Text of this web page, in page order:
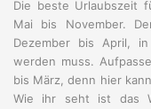
Die beste Urlaubszeit
Mai bis November.
Dezember bis April,
werden muss.
bis März, denn hier
Wie ihr seht ist das